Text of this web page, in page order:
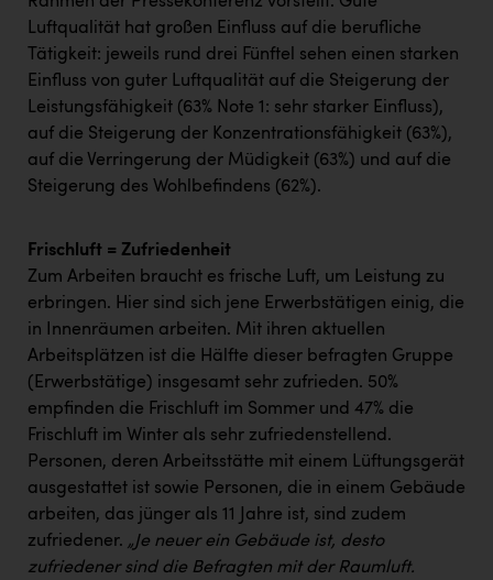
Dopgas
kunden basics
kontakt
Luftqualität hat großen Einfluss auf die berufliche
Tätigkeit: jeweils rund drei Fünftel sehen einen starken
Einfluss von guter Luftqualität auf die Steigerung der
Leistungsfähigkeit (63% Note 1: sehr starker Einfluss),
auf die Steigerung der Konzentrationsfähigkeit (63%),
auf die Verringerung der Müdigkeit (63%) und auf die
Steigerung des Wohlbefindens (62%).
Frischluft = Zufriedenheit
Zum Arbeiten braucht es frische Luft, um Leistung zu
erbringen. Hier sind sich jene Erwerbstätigen einig, die
in Innenräumen arbeiten. Mit ihren aktuellen
Arbeitsplätzen ist die Hälfte dieser befragten Gruppe
(Erwerbstätige) insgesamt sehr zufrieden. 50%
empfinden die Frischluft im Sommer und 47% die
Frischluft im Winter als sehr zufriedenstellend.
Personen, deren Arbeitsstätte mit einem Lüftungsgerät
ausgestattet ist sowie Personen, die in einem Gebäude
arbeiten, das jünger als 11 Jahre ist, sind zudem
zufriedener. „Je neuer ein Gebäude ist, desto
zufriedener sind die Befragten mit der Raumluft.